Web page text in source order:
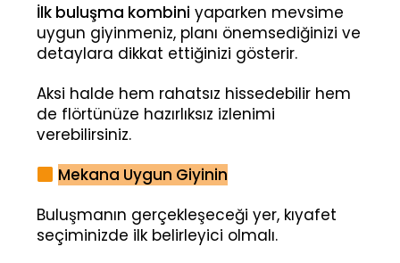
İlk buluşma kombini yaparken mevsime
uygun giyinmeniz, planı önemsediğinizi ve
detaylara dikkat ettiğinizi gösterir.
Aksi halde hem rahatsız hissedebilir hem
de flörtünüze hazırlıksız izlenimi
verebilirsiniz.
Mekana Uygun Giyinin
Buluşmanın gerçekleşeceği yer, kıyafet
seçiminizde ilk belirleyici olmalı.